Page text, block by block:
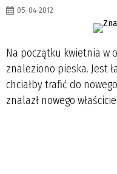
05-04-2012
Na początku kwietnia w
znaleziono pieska. Jest
chciałby trafić do
znalazł nowego